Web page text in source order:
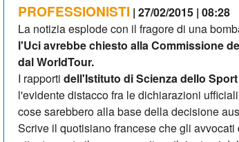
PROFESSIONISTI | 27/02/2015 | 08:28
La notizia esplode con il fragore di una
l'Uci avrebbe chiesto alla Commissione
dal WorldTour.
I rapporti dell'Istituto di Scienza dello
l'evidente distacco fra le dichiarazioni
cose sarebbero alla base della decisione
Scrive il quotisiano francese che gli